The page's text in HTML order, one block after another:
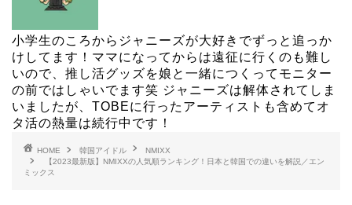
小学生のころからジャニーズが大好きでずっと追っか
けしてます！ママになってからは遠征に行くのも難し
いので、推し活グッズを娘と一緒につくってモニター
の前ではしゃいでます笑 ジャニーズは解体されてしま
いましたが、TOBEに行ったアーティストも含めてオ
タ活の熱量は続行中です！
HOME 韓国アイドル
NMIXX
【2023最新版】NMIXXの人気順ランキング！日本と韓国での違いを解説／エン
ミックス